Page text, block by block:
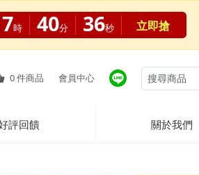
0件商品 會員中心
評回饋 關於我們
時 40分 34秒 立即搶